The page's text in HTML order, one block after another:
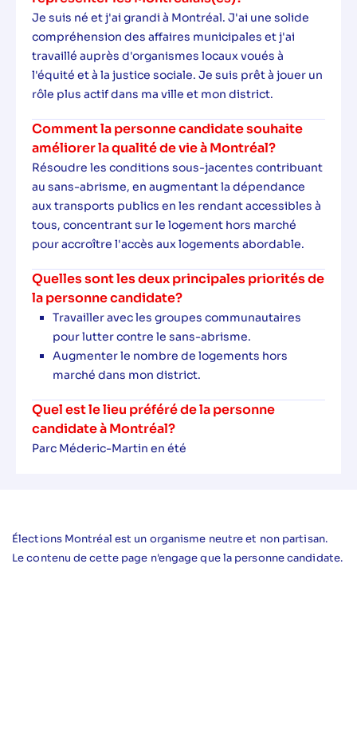
Je suis né et j'ai grandi à Montréal. J'ai une solide
compréhension des affaires municipales et j'ai
travaillé auprès d'organismes locaux voués à
l'équité et à la justice sociale. Je suis prêt à jouer un
rôle plus actif dans ma ville et mon district.
Comment la personne candidate souhaite
améliorer la qualité de vie à Montréal?
Résoudre les conditions sous-jacentes contribuant
au sans-abrisme, en augmentant la dépendance
aux transports publics en les rendant accessibles à
tous, concentrant sur le logement hors marché
pour accroître l'accès aux logements abordable.
Quelles sont les deux principales priorités de
la personne candidate?
Travailler avec les groupes communautaires
pour lutter contre le sans-abrisme.
Augmenter le nombre de logements hors
marché dans mon district.
Quel est le lieu préféré de la personne
candidate à Montréal?
Parc Méderic-Martin en été
Élections Montréal est un organisme neutre et non partisan.
Le contenu de cette page n'engage que la personne candidate.